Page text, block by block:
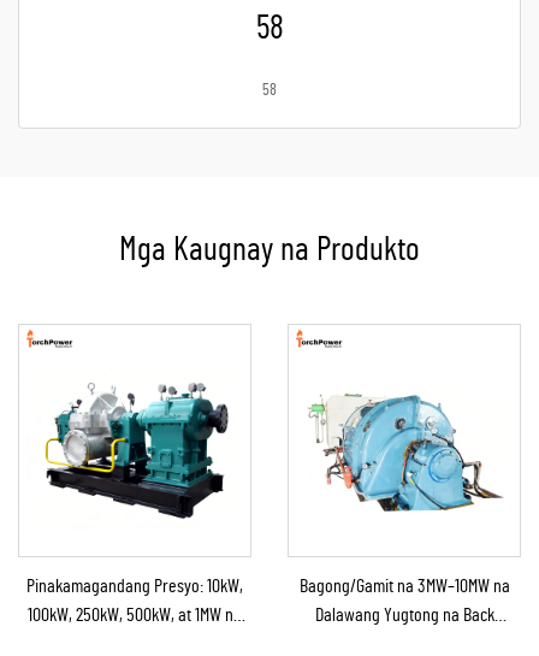
58
58
Mga Kaugnay na Produkto
Pinakamagandang Presyo: 10kW,
100kW, 250kW, 500kW, at 1MW na
Bagong/Gamit na 3MW–10MW na
Dalawang Yugtong na Back